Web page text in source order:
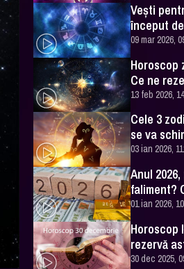
Vești
început
Astrologul
a făcut
09 mar 2026,
Horoscop
Ce ne
această zi,
Daniela
13 feb 2026,
Cele 3
se va
acest an.
astrologul
03 ian 2026,
Anul
faliment?
astrolog,
precizări
01 ian 2026,
Horoscop
rezervă
semne
30 dec 2025,